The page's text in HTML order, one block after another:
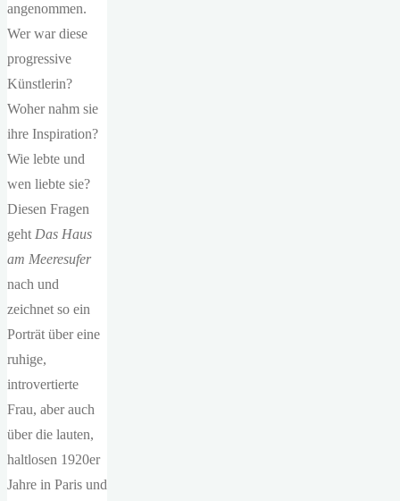
angenommen.
Wer war diese
progressive
Künstlerin?
Woher nahm sie
ihre Inspiration?
Wie lebte und
wen liebte sie?
Diesen Fragen
geht Das Haus
am Meeresufer
nach und
zeichnet so ein
Porträt über eine
ruhige,
introvertierte
Frau, aber auch
über die lauten,
haltlosen 1920er
Jahre in Paris und